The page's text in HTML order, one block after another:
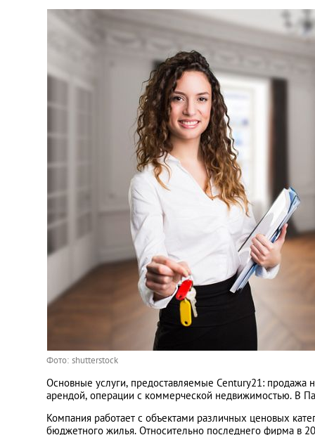
Фото: shutterstock
Основные услуги, предоставляемые Century21: продажа
арендой, операции с коммерческой недвижимостью. В
Компания работает с объектами различных ценовых
бюджетного жилья. Относительно последнего фирма в